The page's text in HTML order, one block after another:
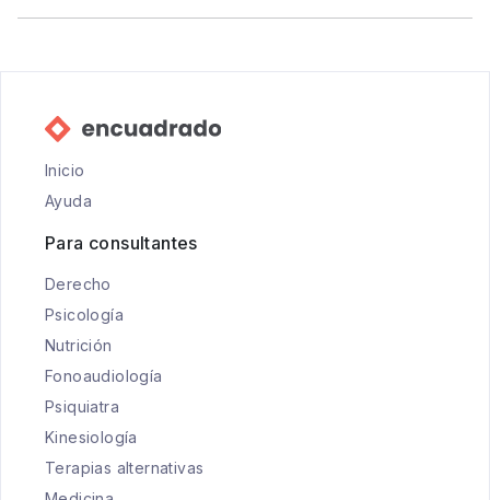
Inicio
Ayuda
Para consultantes
Derecho
Psicología
Nutrición
Fonoaudiología
Psiquiatra
Kinesiología
Terapias alternativas